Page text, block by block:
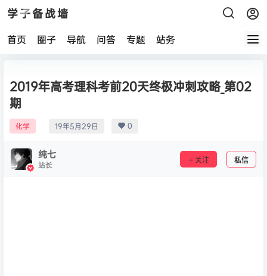
学子备战墙
首页 圈子 导航 问答 专题 站务
2019年高考理科考前20天终极冲刺攻略_第02
期
化学 19年5月29日 0
纯七
站长 关注 私信